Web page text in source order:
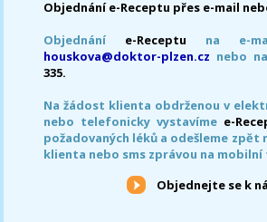
Objednání e-Receptu přes e-mail
Objednání e-Receptu na e-
houskova@doktor-plzen.cz nebo
335.
Na žádost klienta obdrženou v
nebo telefonicky vystavíme e-
požadovaných léků a odešleme zpět
klienta nebo sms zprávou na
Objednejte se k